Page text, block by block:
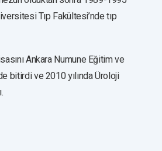
Tıp Fakültesi’nde tıp
Ankara Numune Eğitim ve
bitirdi ve 2010 yılında Üroloji